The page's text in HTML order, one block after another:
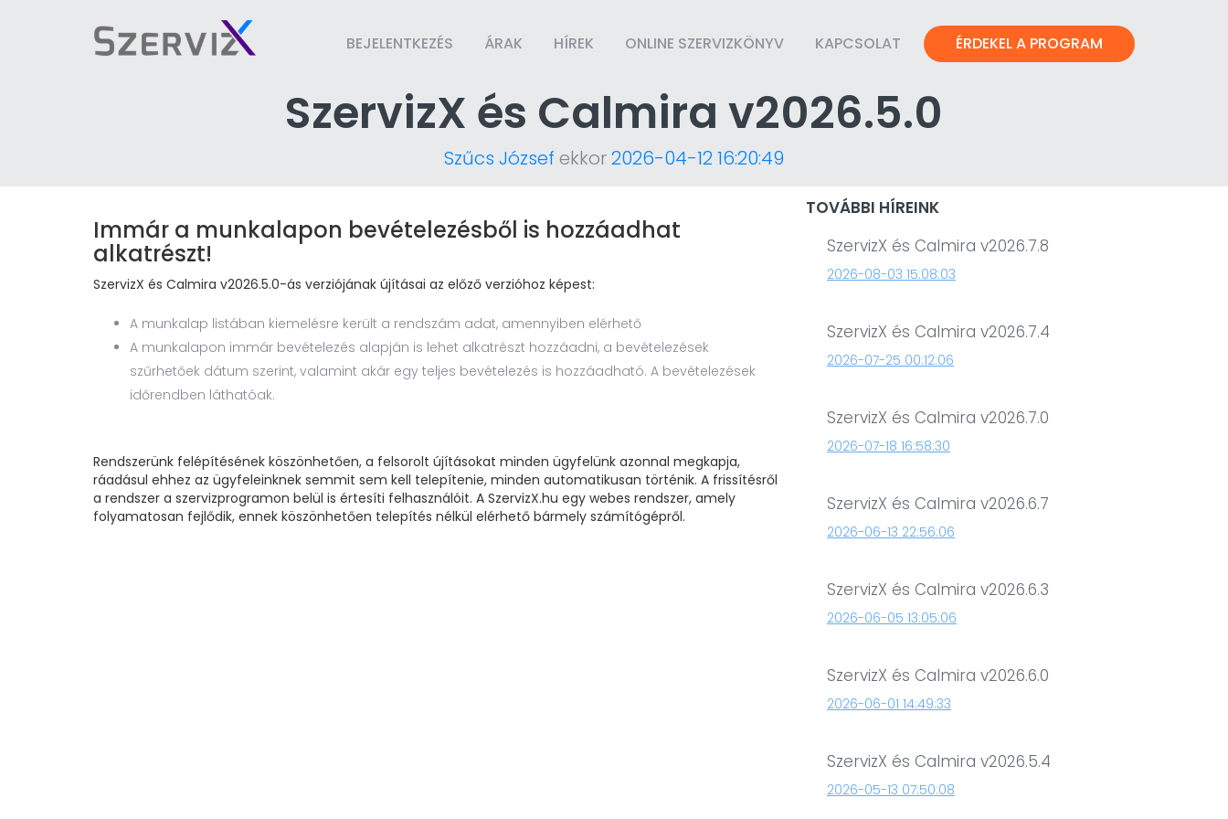
ÉRDEKEL A PROGRAM
BEJELENTKEZÉS ÁRAK HÍREK ONLINE SZERVIZKÖNYV KAPCSOLAT
SzervizX és Calmira v2026.5.0
Szűcs József ekkor2026-04-12 16:20:49
Immár a munkalapon bevételezésből is hozzáadhat
alkatrészt!
SzervizX és Calmira v2026.5.0-ás verziójának újításai az előző verzióhoz képest:
A munkalap listában kiemelésre került a rendszám adat, amennyiben elérhető
A munkalapon immár bevételezés alapján is lehet alkatrészt hozzáadni, a bevételezések
szűrhetőek dátum szerint, valamint akár egy teljes bevételezés is hozzáadható. A bevételezések
időrendben láthatóak.
Rendszerünk felépítésének köszönhetően, a felsorolt újításokat minden ügyfelünk azonnal megkapja,
ráadásul ehhez az ügyfeleinknek semmit sem kell telepítenie, minden automatikusan történik. A frissítésről
a rendszer a szervizprogramon belül is értesíti felhasználóit. A SzervizX.hu egy webes rendszer, amely
folyamatosan fejlődik, ennek köszönhetően telepítés nélkül elérhető bármely számítógépről.
TOVÁBBI HÍREINK
SzervizX és Calmira v2026.7.8
2026-08-03 15:08:03
SzervizX és Calmira v2026.7.4
2026-07-25 00:12:06
SzervizX és Calmira v2026.7.0
2026-07-18 16:58:30
SzervizX és Calmira v2026.6.7
2026-06-13 22:56:06
SzervizX és Calmira v2026.6.3
2026-06-05 13:05:06
SzervizX és Calmira v2026.6.0
2026-06-01 14:49:33
SzervizX és Calmira v2026.5.4
2026-05-13 07:50:08